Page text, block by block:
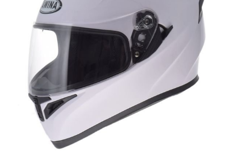
➔ Cu 3 Roti
➔ Cu Cabina
➔ Cu Cabina fara Permis
➔ Cu Cabina Inchisa
➔ Cu Remorca
➔ Cu Remorca Fara Permis
➔ Cu Volan
➔ Fara Permis
➔ 4000W